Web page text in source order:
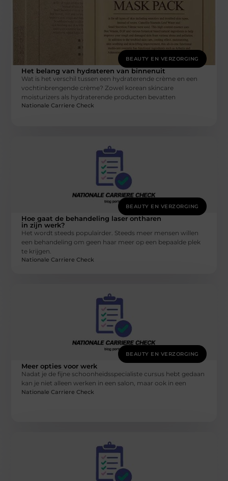
BEAUTY EN VERZORGING
Het belang van hydrateren van binnenuit
Wat is het verschil tussen een hydraterende crème en een
vochtinbrengende crème? Zowel korean skincare
moisturizers als hydraterende producten bevatten
Nationale Carriere Check
BEAUTY EN VERZORGING
Hoe gaat de behandeling laser ontharen
in zijn werk?
Het wordt steeds populairder. Steeds meer mensen willen
een behandeling om geen haar meer op een bepaalde plek
te krijgen.
Nationale Carriere Check
BEAUTY EN VERZORGING
Meer opties voor werk
Nadat je de fijne schoonheidsspecialiste cursus hebt gedaan
kan je niet alleen werken in een salon, maar ook in een
Nationale Carriere Check